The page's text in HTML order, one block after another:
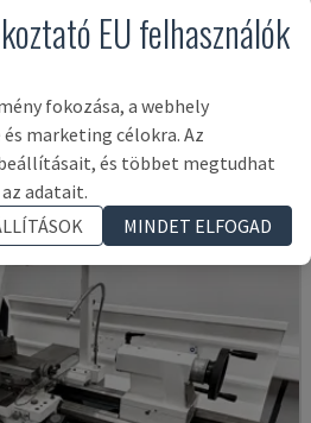
14,000 €
EU felhasználók
fokozása, a webhely
marketing célokra. Az
és többet megtudhat
adatait.
MINDET ELFOGAD